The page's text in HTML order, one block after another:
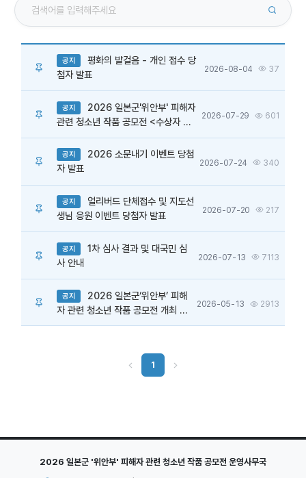
공지
첨자 발표
2026-08-04 37
공지
관련 청소년 작품 공모전 <수상자 발
표>
2026-07-29 601
공지
자 발표
2026-07-24 340
공지
생님 응원 이벤트 당첨자 발표
2026-07-20 217
공지
사 안내
2026-07-13 7113
공지
자 관련 청소년 작품 공모전 개최 안
내
2026-05-13 2913
1
2026 일본군 '위안부' 피해자 관련 청소년 작품 공모전 운영사무국